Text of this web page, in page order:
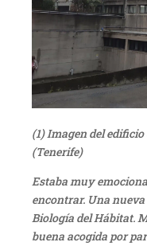
(1) Imagen del
(Tenerife)
Estaba muy
encontrar. Una
Biología del Hábitat.
buena acogida por